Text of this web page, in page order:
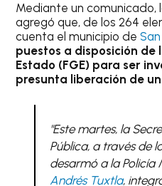
Mediante un comunicado,
agregó que, de los 264
cuenta el municipio de
puestos a disposición de
Estado (FGE) para ser
presunta liberación de
"Este martes, la
Pública, a través de
desarmó a la Policía
Andrés Tuxtla,